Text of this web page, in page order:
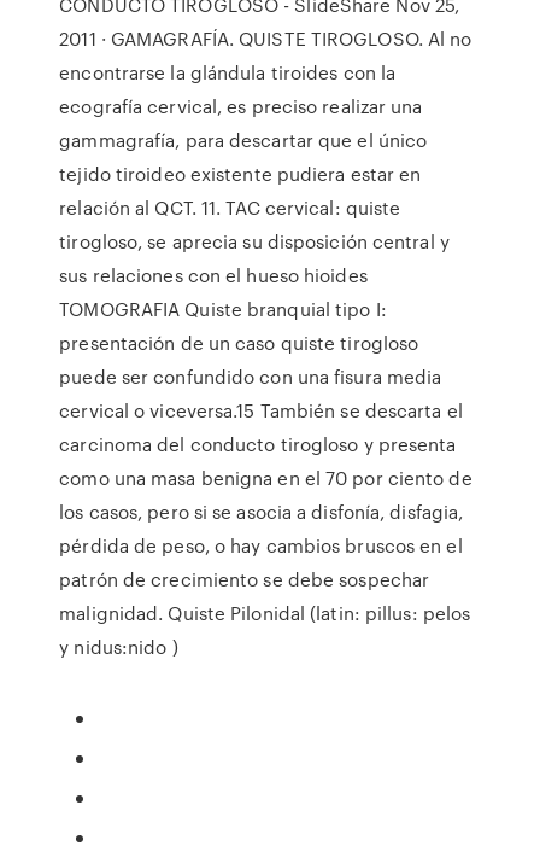
2011 · GAMAGRAFÍA. QUISTE TIROGLOSO. Al no
encontrarse la glándula tiroides con la
ecografía cervical, es preciso realizar una
gammagrafía, para descartar que el único
tejido tiroideo existente pudiera estar en
relación al QCT. 11. TAC cervical: quiste
tirogloso, se aprecia su disposición central y
sus relaciones con el hueso hioides
TOMOGRAFIA Quiste branquial tipo I:
presentación de un caso quiste tirogloso
puede ser confundido con una fisura media
cervical o viceversa.15 También se descarta el
carcinoma del conducto tirogloso y presenta
como una masa benigna en el 70 por ciento de
los casos, pero si se asocia a disfonía, disfagia,
pérdida de peso, o hay cambios bruscos en el
patrón de crecimiento se debe sospechar
malignidad. Quiste Pilonidal (latin: pillus: pelos
y nidus:nido )